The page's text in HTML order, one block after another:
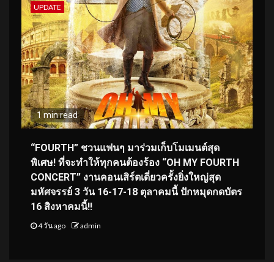
UPDATE
1 min read
“FOURTH” ชวนแฟนๆ มาร่วมเก็บโมเมนต์สุด
พิเศษ! ที่จะทำให้ทุกคนต้องร้อง “OH MY FOURTH
CONCERT” งานคอนเสิร์ตเดี่ยวครั้งยิ่งใหญ่สุด
มหัศจรรย์ 3 วัน 16-17-18 ตุลาคมนี้ ปักหมุดกดบัตร
16 สิงหาคมนี้!!
4 วัน ago admin